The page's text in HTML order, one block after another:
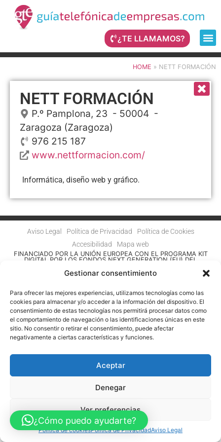
Gestionar consentimiento
Para ofrecer las mejores experiencias, utilizamos tecnologías como las
cookies para almacenar y/o acceder a la información del dispositivo. El
consentimiento de estas tecnologías nos permitirá procesar datos como
el comportamiento de navegación o las identificaciones únicas en este
sitio. No consentir o retirar el consentimiento, puede afectar
negativamente a ciertas características y funciones.
Aceptar
Denegar
Ver preferencias
Política de cookiesPolítica de PrivacidadAviso Legal
¿TE LLAMAMOS?
HOME » NETT FORMACIÓN
NETT FORMACIÓN
P.º Pamplona, 23 - 50004 -
Zaragoza (Zaragoza)
976 215 187
www.nettformacion.com/
Informática, diseño web y gráfico.
Aviso Legal Política de Privacidad
Política de Cookies
Accesibilidad
Mapa web
FINANCIADO POR LA UNIÓN EUROPEA CON EL PROGRAMA KIT
DIGITAL POR LOS FONDOS NEXT GENERATION (EU) DEL
¿Cómo puedo ayudarte?